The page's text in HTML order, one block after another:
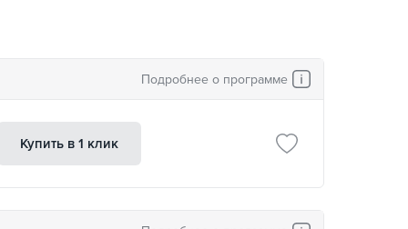
Подробнее о программе
Купить в 1 клик